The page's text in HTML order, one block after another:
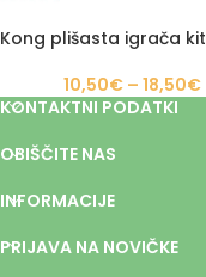
Kong plišasta igrača kit
10,50€ – 18,50€
KONTAKTNI PODATKI
OBIŠČITE NAS
INFORMACIJE
PRIJAVA NA NOVIČKE